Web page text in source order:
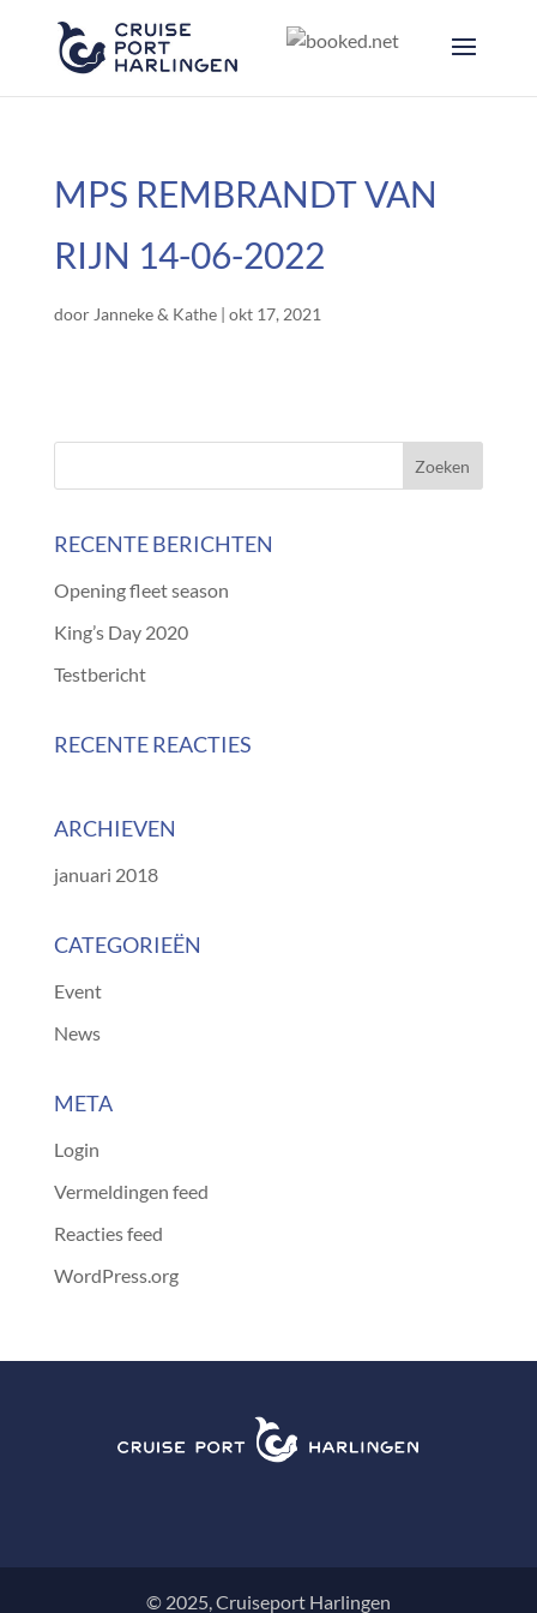
MPS REMBRANDT VAN
RIJN 14-06-2022
door Janneke & Kathe| okt 17, 2021
RECENTE BERICHTEN
Opening fleet season
King’s Day 2020
Testbericht
RECENTE REACTIES
ARCHIEVEN
januari 2018
CATEGORIEËN
Event
News
META
Login
Vermeldingen feed
Reacties feed
WordPress.org
© 2025, Cruiseport Harlingen